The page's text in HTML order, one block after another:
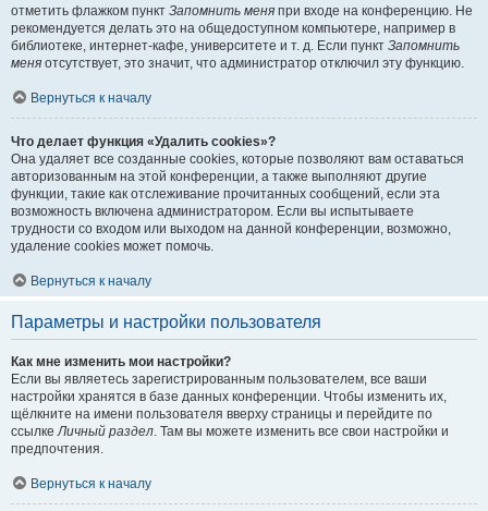
отметить флажком пункт Запомнить меня при входе на конференцию. Не
рекомендуется делать это на общедоступном компьютере, например в
библиотеке, интернет-кафе, университете и т. д. Если пункт Запомнить
меня отсутствует, это значит, что администратор отключил эту функцию.
Вернуться к началу
Что делает функция «Удалить cookies»?
Она удаляет все созданные cookies, которые позволяют вам оставаться
авторизованным на этой конференции, а также выполняют другие
функции, такие как отслеживание прочитанных сообщений, если эта
возможность включена администратором. Если вы испытываете
трудности со входом или выходом на данной конференции, возможно,
удаление cookies может помочь.
Вернуться к началу
Параметры и настройки пользователя
Как мне изменить мои настройки?
Если вы являетесь зарегистрированным пользователем, все ваши
настройки хранятся в базе данных конференции. Чтобы изменить их,
щёлкните на имени пользователя вверху страницы и перейдите по
ссылкеЛичный раздел. Там вы можете изменить все свои настройки и
предпочтения.
Вернуться к началу